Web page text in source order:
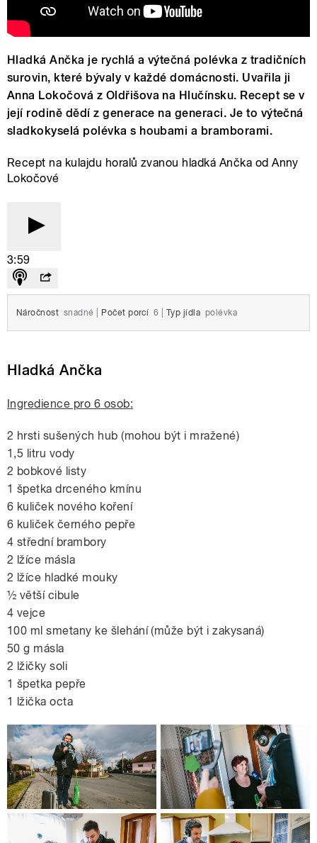
Hladká Ančka je rychlá a výtečná polévka z tradičních
surovin, které bývaly v každé domácnosti. Uvařila ji
Anna Lokočová z Oldřišova na Hlučínsku. Recept se v
její rodině dědí z generace na generaci. Je to výtečná
sladkokyselá polévka s houbami a bramborami.
Recept na kulajdu horalů zvanou hladká Ančka od Anny
Lokočové
3:59
Náročnost snadné Počet porcí 6 Typ jídla polévka
Hladká Ančka
Ingredience pro 6 osob:
2 hrsti sušených hub (mohou být i mražené)
1,5 litru vody
2 bobkové listy
1 špetka drceného kmínu
6 kuliček nového koření
6 kuliček černého pepře
4 střední brambory
2 lžíce másla
2 lžíce hladké mouky
½ větší cibule
4 vejce
100 ml smetany ke šlehání (může být i zakysaná)
50 g másla
2 lžičky soli
1 špetka pepře
1 lžička octa